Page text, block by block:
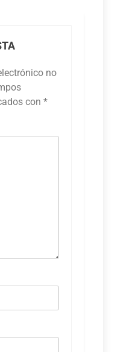
no
con *